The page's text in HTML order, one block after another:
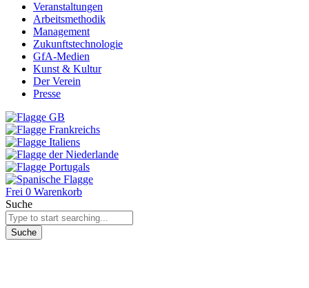
Veranstaltungen
Arbeitsmethodik
Management
Zukunftstechnologie
GfA-Medien
Kunst & Kultur
Der Verein
Presse
Frei 0 Warenkorb
Suche
Suche